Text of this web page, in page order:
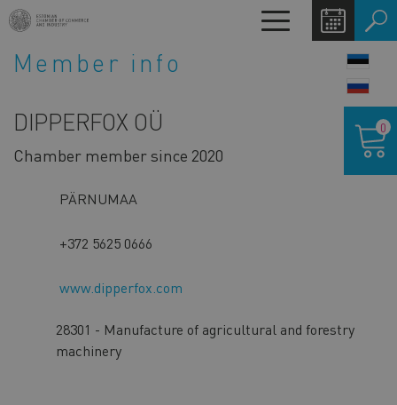
Skip
to
main
content
Toggle
navigation
Member info
DIPPERFOX OÜ
Chamber member since 2020
PÄRNUMAA
+372 5625 0666
www.dipperfox.com
28301 - Manufacture of agricultural and forestry
machinery
cart
0